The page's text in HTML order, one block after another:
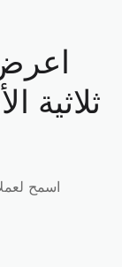
ثلاثية
اسمح